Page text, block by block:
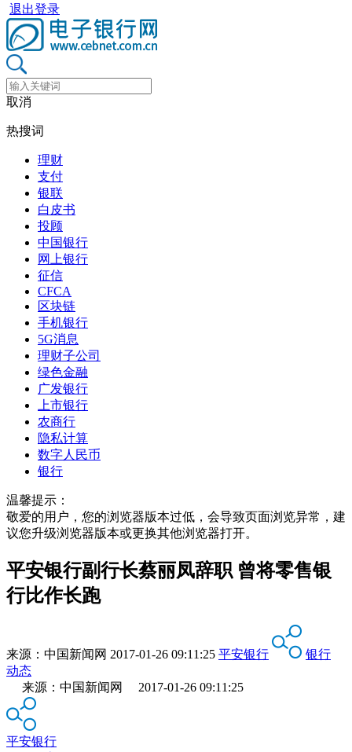
退出登录
取消
热搜词
理财
支付
银联
白皮书
投顾
中国银行
网上银行
征信
CFCA
区块链
手机银行
5G消息
理财子公司
绿色金融
广发银行
上市银行
农商行
隐私计算
数字人民币
银行
温馨提示：
敬爱的用户，您的浏览器版本过低，会导致页面浏览异常，建
议您升级浏览器版本或更换其他浏览器打开。
平安银行副行长蔡丽凤辞职 曾将零售银
行比作长跑
来源： 中国新闻网 2017-01-26 09:11:25 平安银行
银行
动态
来源：中国新闻网 2017-01-26 09:11:25
平安银行